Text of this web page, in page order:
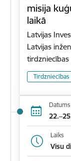
misija
laikā
Latvijas
Latvijas
Datums
Laiks
Visu